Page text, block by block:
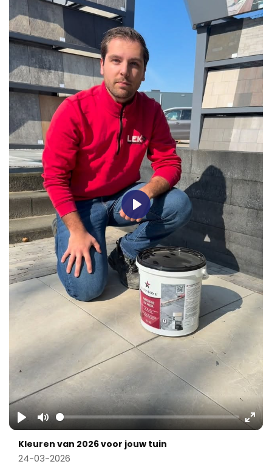
Play Mute
Play
Kleuren van 2026 voor jouw tuin
24-03-2026